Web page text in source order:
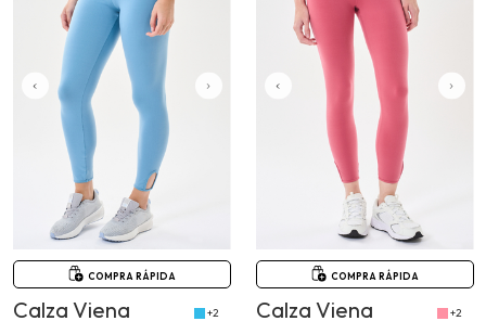
COMPRA RÁPIDA
Calza Viena
COMPRA RÁPIDA
Calza Viena